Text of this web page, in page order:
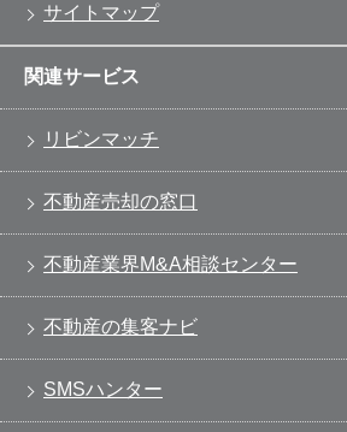
サイトマップ
関連サービス
リビンマッチ
不動産売却の窓口
不動産業界M&A相談センター
不動産の集客ナビ
SMSハンター